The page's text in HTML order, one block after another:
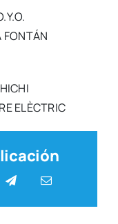
FONTÁN
ELÈCTRIC